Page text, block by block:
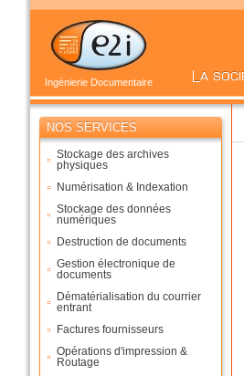
Ingénierie Documentaire
NOS SERVICES
Stockage des archives
physiques
Numérisation & Indexation
Stockage des données
numériques
Destruction de documents
Gestion électronique de
documents
Dématérialisation du courrier
entrant
Factures fournisseurs
Opérations d'impression &
Routage